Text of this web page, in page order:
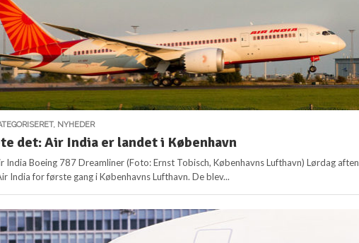
, NYHEDER
det: Air India er landet i København
India Boeing 787 Dreamliner (Foto: Ernst Tobisch, Københavns Lufthavn) Lørdag aften
India for første gang i Københavns Lufthavn. De blev...